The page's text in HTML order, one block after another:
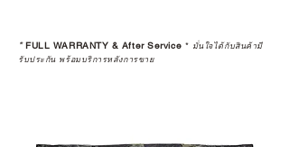
*FULL WARRANTY & After Service * มั่นใจได้กับสินค้ามี
รับประกัน พร้อมบริการหลังการขาย